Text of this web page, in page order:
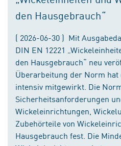
den Hausgebrauch“
( 2026-06-30 ) Mit
DIN EN 12221
den Hausgebrauch“ neu
Überarbeitung der Norm
intensiv mitgewirkt. Die
Sicherheitsanforderungen
Wickeleinrichtungen,
Zubehörteile von
Hausgebrauch fest. Die